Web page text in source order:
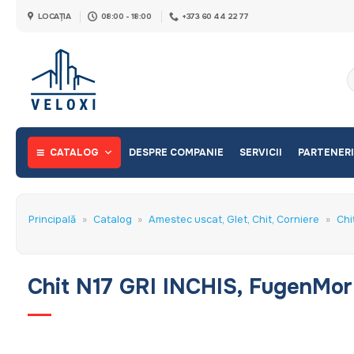
LOCAȚIA 08:00 - 18:00 +373 60 44 22 77
CATALOG DESPRE COMPANIE SERVICII PARTENERI
Principală » Catalog » Amestec uscat, Glet, Chit, Corniere »
Chit N17 GRI INCHIS,